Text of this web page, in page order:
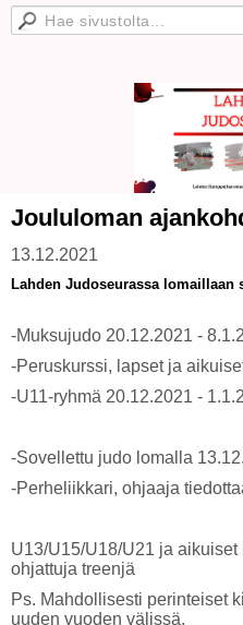
Joululoman
13.12.2021
Lahden Judoseurassa lomaillaan
-Muksujudo 20.12.2021 -
-Peruskurssi, lapset ja
-U11-ryhmä 20.12.2021 -
-Sovellettu judo lomalla
-Perheliikkari, ohjaaja
U13/U15/U18/U21 ja
ohjattuja treenjä
Ps. Mahdollisesti perinteiset
uuden vuoden välissä.